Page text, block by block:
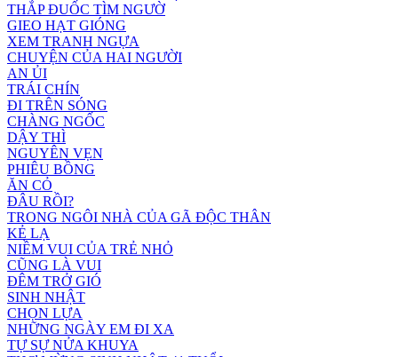
THẮP ĐUỐC TÌM NGƯỜ
GIEO HẠT GIÓNG
XEM TRANH NGỰA
CHUYỆN CỦA HAI NGƯỜI
AN ỦI
TRÁI CHÍN
ĐI TRÊN SÓNG
CHÀNG NGỐC
DẬY THÌ
NGUYÊN VẸN
PHIÊU BỒNG
ĂN CỎ
ĐÂU RỒI?
TRONG NGÔI NHÀ CỦA GÃ ĐỘC THÂN
KẺ LẠ
NIỀM VUI CỦA TRẺ NHỎ
CŨNG LÀ VUI
ĐÊM TRỞ GIÓ
SINH NHẬT
CHỌN LỰA
NHỮNG NGÀY EM ĐI XA
TỰ SỰ NỬA KHUYA